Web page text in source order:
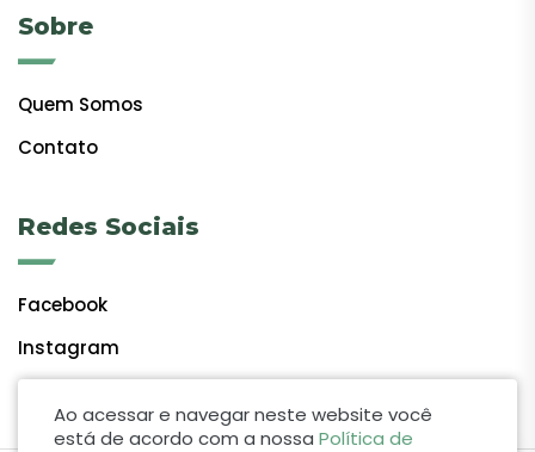
Sobre
Quem Somos
Contato
Redes Sociais
Facebook
Instagram
Ao acessar e navegar neste website você
está de acordo com a nossa Política de